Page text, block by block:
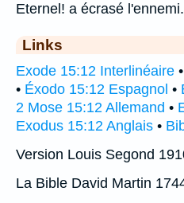
Eternel! a écrasé l'ennemi.
Links
Exode 15:12 Interlinéaire •
• Éxodo 15:12 Espagnol •
2 Mose 15:12 Allemand •
Exodus 15:12 Anglais •
Version Louis Segond
La Bible David Martin